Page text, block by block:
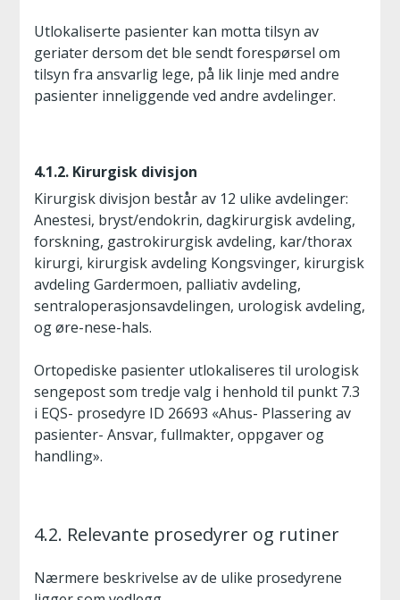
Utlokaliserte pasienter kan motta tilsyn av
geriater dersom det ble sendt forespørsel om
tilsyn fra ansvarlig lege, på lik linje med andre
pasienter inneliggende ved andre avdelinger.
4.1.2. Kirurgisk divisjon
Kirurgisk divisjon består av 12 ulike avdelinger:
Anestesi, bryst/endokrin, dagkirurgisk avdeling,
forskning, gastrokirurgisk avdeling, kar/thorax
kirurgi, kirurgisk avdeling Kongsvinger, kirurgisk
avdeling Gardermoen, palliativ avdeling,
sentraloperasjonsavdelingen, urologisk avdeling,
og øre-nese-hals.
Ortopediske pasienter utlokaliseres til urologisk
sengepost som tredje valg i henhold til punkt 7.3
i EQS- prosedyre ID 26693 «Ahus- Plassering av
pasienter- Ansvar, fullmakter, oppgaver og
handling».
4.2. Relevante prosedyrer og rutiner
Nærmere beskrivelse av de ulike prosedyrene